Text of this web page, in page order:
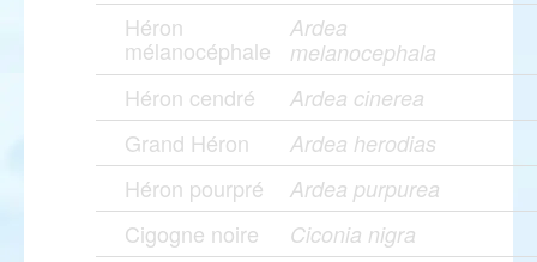
Héron
mélanocéphale
Ardea
melanocephala
Héron cendré Ardea cinerea
Grand Héron Ardea herodias
Héron pourpré Ardea purpurea
Cigogne noire Ciconia nigra